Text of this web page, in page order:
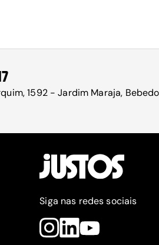
1592 - Jardim Maraja,
Siga nas redes sociais